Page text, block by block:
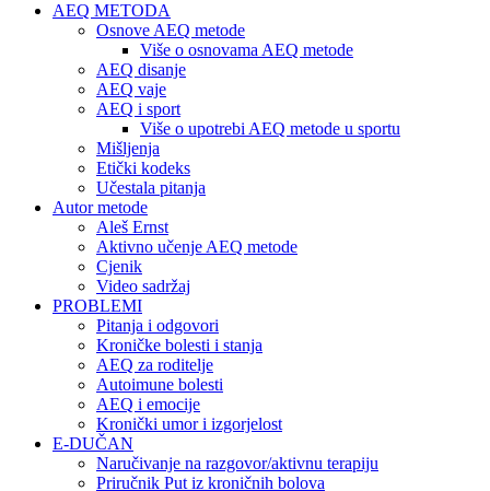
AEQ METODA
Osnove AEQ metode
Više o osnovama AEQ metode
AEQ disanje
AEQ vaje
AEQ i sport
Više o upotrebi AEQ metode u sportu
Mišljenja
Etički kodeks
Učestala pitanja
Autor metode
Aleš Ernst
Aktivno učenje AEQ metode
Cjenik
Video sadržaj
PROBLEMI
Pitanja i odgovori
Kroničke bolesti i stanja
AEQ za roditelje
Autoimune bolesti
AEQ i emocije
Kronički umor i izgorjelost
E-DUČAN
Naručivanje na razgovor/aktivnu terapiju
Priručnik Put iz kroničnih bolova